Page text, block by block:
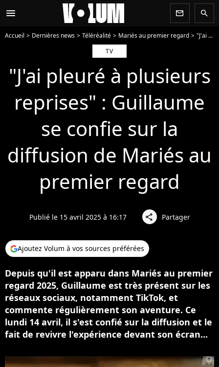
menu newsletter search
Accueil Dernières news Téléréalité Mariés au premier regard
"J'ai pleuré à plusieurs reprises" : Guillaume se confie sur la diffusion de Mariés au premier regard
TV
"J'ai pleuré à plusieurs
reprises" : Guillaume
se confie sur la
diffusion de Mariés au
premier regard
Publié le 15 avril 2025 à 16:17 share Partager
Ajoutez Volum à vos sources préférées
Depuis qu'il est apparu dans Mariés au premier
regard 2025, Guillaume est très présent sur les
réseaux sociaux, notamment TikTok, et
commente régulièrement son aventure. Ce
lundi 14 avril, il s'est confié sur la diffusion et le
fait de revivre l'expérience devant son écran...